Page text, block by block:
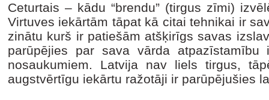
Ceturtais – kādu “brendu” (tirgus zīmi)
Virtuves iekārtām tāpat kā citai tehnikai ir
zinātu kurš ir patiešām atšķirīgs savas
parūpējies par sava vārda
nosaukumiem. Latvija nav liels tirgus,
augstvērtīgu iekārtu ražotāji ir parūpējušies